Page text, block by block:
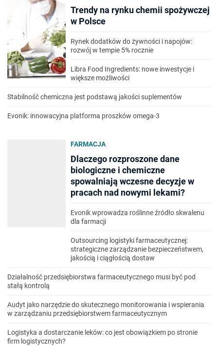
Trendy na rynku chemii spożywczej
w Polsce
Rynek dodatków do żywności i napojów:
rozwój w tempie 5% rocznie
Libra Food Ingredients: nowe inwestycje i
większe możliwości
Stabilność chemiczna jest podstawą jakości suplementów
Evonik: innowacyjna platforma proszków omega-3
FARMACJA
Dlaczego rozproszone dane
biologiczne i chemiczne
spowalniają wczesne decyzje w
pracach nad nowymi lekami?
Evonik wprowadza roślinne źródło skwalenu
dla farmacji
Outsourcing logistyki farmaceutycznej:
strategiczne zarządzanie bezpieczeństwem,
jakością i ciągłością dostaw
Działalność przedsiębiorstwa farmaceutycznego musi być pod
stałą kontrolą
Audyt jako narzędzie do skutecznego monitorowania i wspierania
w zarządzaniu przedsiębiorstwem farmaceutycznym
Logistyka a dostarczanie leków: co jest obowiązkiem po stronie
firm logistycznych?